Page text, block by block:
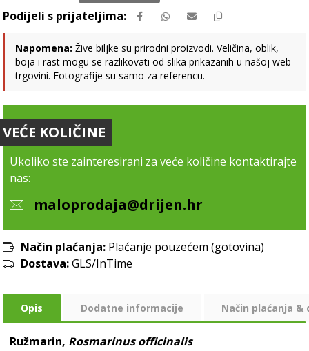
Napomena: Žive biljke su prirodni proizvodi. Veličina, oblik,
boja i rast mogu se razlikovati od slika prikazanih u našoj web
trgovini. Fotografije su samo za referencu.
VEĆE KOLIČINE
Ukoliko ste zainteresirani za veće količine kontaktirajte
nas:
maloprodaja@drijen.hr
Način plaćanja: Plaćanje pouzećem (gotovina)
Dostava:GLS/InTime
Opis Dodatne informacije Način plaćanja &
Ružmarin, Rosmarinus officinalis